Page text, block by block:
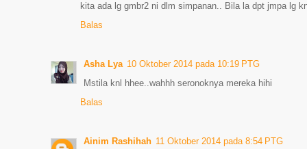
kita ada lg gmbr2 ni dlm simpanan.. Bila la dpt jmpa lg
Balas
Asha Lya 10 Oktober 2014 pada 10:19 PTG
Mstila knl hhee..wahhh seronoknya mereka hihi
Balas
Ainim Rashihah 11 Oktober 2014 pada 8:54 PTG